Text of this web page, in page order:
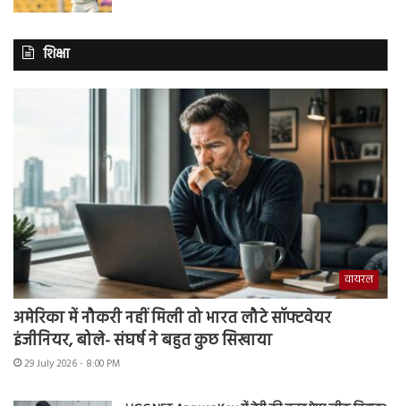
शिक्षा
वायरल
अमेरिका में नौकरी नहीं मिली तो भारत लौटे सॉफ्टवेयर
इंजीनियर, बोले- संघर्ष ने बहुत कुछ सिखाया
29 July 2026 - 8:00 PM